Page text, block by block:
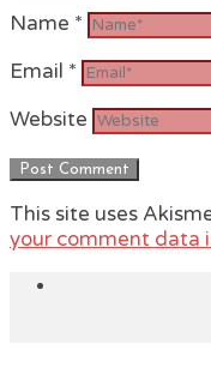
Name *
Email *
Website
This site uses
your comment data